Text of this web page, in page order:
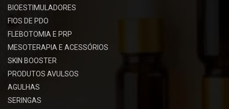
BIOESTIMULADORES
FIOS DE PDO
FLEBOTOMIA E PRP
MESOTERAPIA E ACESSÓRIOS
SKIN BOOSTER
PRODUTOS AVULSOS
AGULHAS
SERINGAS